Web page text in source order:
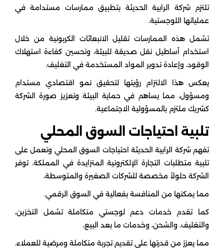
تلتزم شركة الرابية الحديثة بتطبيق ممارسات مستدامة في
عملياتها اللوجستية.
تشمل هذه الممارسات تقليل الانبعاثات الكربونية من خلال
استخدام أساطيل نقل صديقة للبيئة، وتحسين كفاءة استهلاك
الوقود، وإعادة تدوير المواد المستخدمة في التغليف.
يعكس هذا الالتزام رؤيتها لتحقيق نمو اقتصادي مستدام
ومسؤول، مما يساهم في حماية البيئة وتعزيز صورة الشركة
كشريك ملتزم بالمسؤولية الاجتماعية.
تلبية احتياجات السوق المحلي
تفهم شركة الرابية الحديثة احتياجات السوق المحلي وتعمل على
تلبية متطلبات التجارة الإلكترونية المتزايدة في المملكة. توفر
الشركة حلولاً مخصصة للشركات الصغيرة والمتوسطة،
مما يمكنها من المنافسة بفعالية في السوق الرقمي.
كما تقدم خدمات دعم لوجستي متكاملة تشمل التخزين،
والتغليف، والشحن، وخدمات ما بعد البيع،
مما يعزز من قدرتها على تقديم تجربة متكاملة ومرضية للعملاء.